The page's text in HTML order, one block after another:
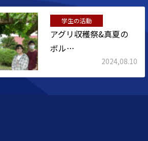
学生の活動
アグリ収穫祭&真夏の
ボル…
2024,08.10